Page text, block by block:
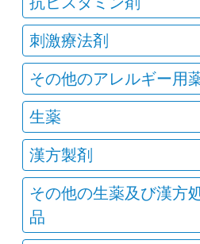
刺激療法剤
その他のアレルギー用
生薬
漢方製剤
その他の生薬及び漢方
品